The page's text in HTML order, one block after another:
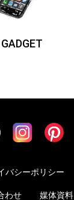
GADGET
バシーポリシー
わせ 媒体資料